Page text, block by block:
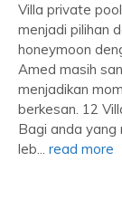
Villa private
menjadi pilihan
honeymoon
Amed masih
menjadikan
berkesan. 12
Bagi anda yang
leb... read more